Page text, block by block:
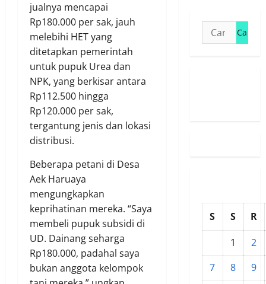
jualnya mencapai
Rp180.000 per sak, jauh
melebihi HET yang
ditetapkan pemerintah
untuk pupuk Urea dan
NPK, yang berkisar antara
Rp112.500 hingga
Rp120.000 per sak,
tergantung jenis dan lokasi
distribusi.
Beberapa petani di Desa
Aek Haruaya
mengungkapkan
keprihatinan mereka. “Saya
membeli pupuk subsidi di
UD. Dainang seharga
Rp180.000, padahal saya
bukan anggota kelompok
Cari
untuk:
S S
R
1
2
7
8
9